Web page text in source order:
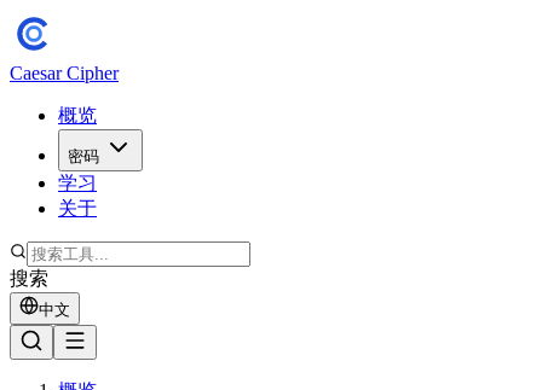
Caesar Cipher
概览
密码
学习
关于
搜索
中文